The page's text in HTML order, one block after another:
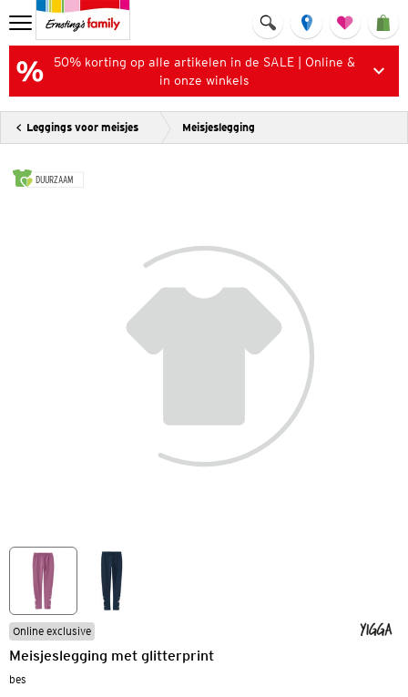
50% korting op alle artikelen in de SALE | Online &
in onze winkels
Leggings voor meisjes Meisjeslegging
DUURZAAM
Online exclusive
Meisjeslegging met glitterprint
bes